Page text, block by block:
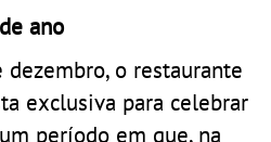
ano
o restaurante
exclusiva para celebrar
período em que, na